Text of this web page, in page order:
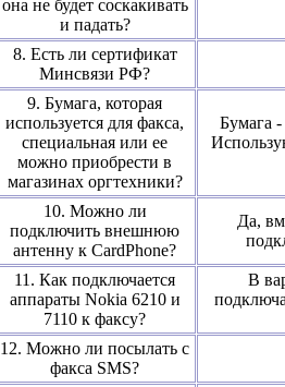
она не будет соскакивать
и падать?
8. Есть ли сертификат
Минсвязи РФ?
9. Бумага, которая
используется для факса,
специальная или ее
можно приобрести в
магазинах оргтехники?
Бумага -
10. Можно ли
подключить внешнюю
антенну к CardPhone?
Да,
11. Как подключается
аппараты Nokia 6210 и
7110 к факсу?
В
12. Можно ли посылать с
факса SMS?